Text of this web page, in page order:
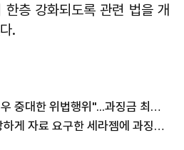
층 강화되도록 관련 법을 개
.
공정위 "국고채 담합, 매우 중대한 위법행위"...과징금 최대 15조원 전망
공정위, 하청업체에 부당하게 자료 요구한 세라젬에 과징금 4.3억원 부과